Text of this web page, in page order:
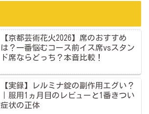
【京都芸術花火2026】席のおすすめ
は？一番悩むコース前イス席vsスタン
ド席ならどっち？本音比較！
【実録】レルミナ錠の副作用エグい？
｜服用1ヵ月目のレビューと1番きつい
症状の正体